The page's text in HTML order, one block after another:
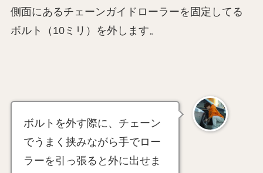
側面にあるチェーンガイドローラーを固定してる
ボルト（10ミリ）を外します。
ボルトを外す際に、チェーン
でうまく挟みながら手でロー
ラーを引っ張ると外に出せま